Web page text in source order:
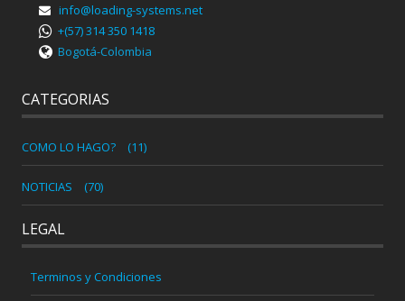
info@loading-systems.net
+(57) 314 350 1418
Bogotá-Colombia
CATEGORIAS
COMO LO HAGO? (11)
NOTICIAS (70)
LEGAL
Terminos y Condiciones